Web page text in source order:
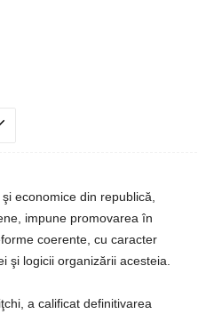
economice din republică,
impune promovarea în
coerente, cu caracter
şi logicii organizării acesteia.
a calificat definitivarea